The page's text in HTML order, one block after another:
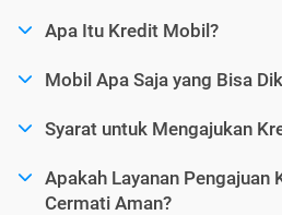
Apa Itu Kredit Mobil?
Mobil Apa Saja yang Bisa
Syarat untuk Mengajukan
Apakah Layanan Pengajuan
Cermati Aman?